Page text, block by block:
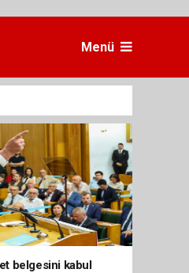
Menü
belgesini kabul